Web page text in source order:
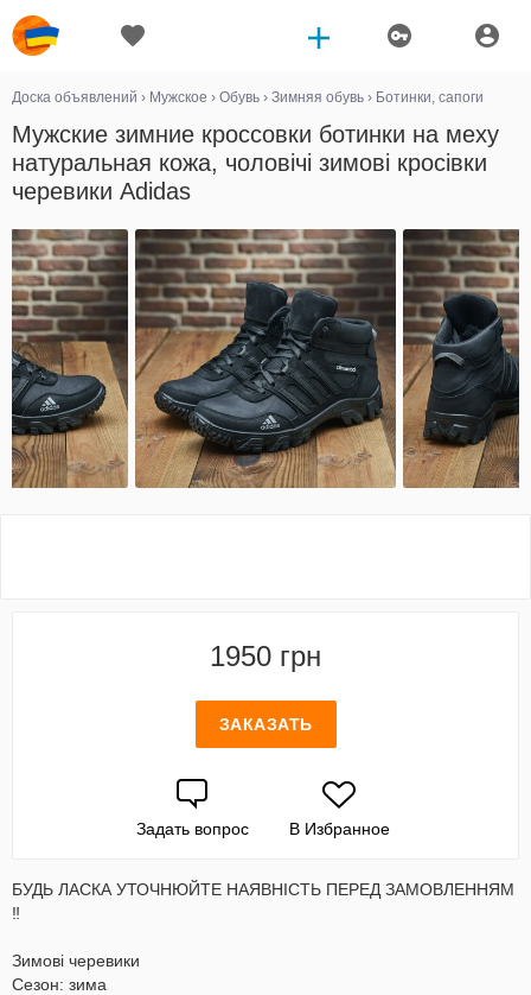
Доска объявлений › Мужское › Обувь › Зимняя обувь › Ботинки, сапоги
Мужские зимние кроссовки ботинки на меху
натуральная кожа, чоловічі зимові кросівки
черевики Adidas
1950 грн
ЗАКАЗАТЬ
Задать вопрос В Избранное
БУДЬ ЛАСКА УТОЧНЮЙТЕ НАЯВНІСТЬ ПЕРЕД ЗАМОВЛЕННЯМ
‼️
Зимові черевики
Сезон: зима